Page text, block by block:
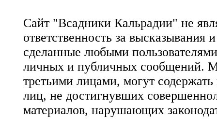
Сайт "Всадники Кальрадии" не
ответственность за
сделанные любыми
личных и публичных сообщений.
третьими лицами, могут
лиц, не достигнувших
материалов, нарушающих